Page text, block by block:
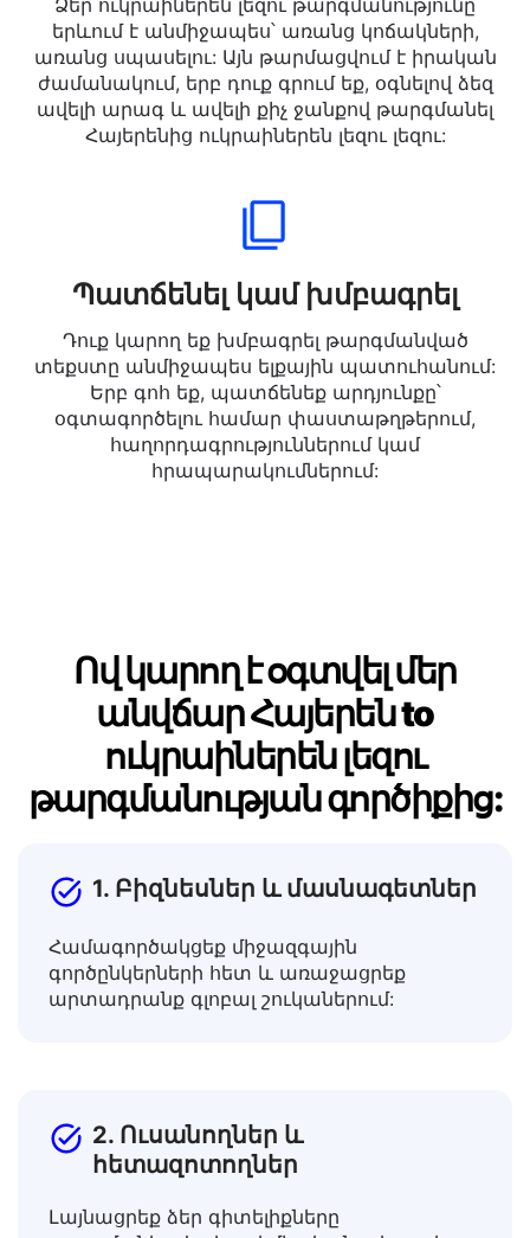
Ստուգել թարգմանությունը
Ձեր ուկրաիներեն լեզու թարգմանությունը
երևում է անմիջապես՝ առանց կոճակների,
առանց սպասելու: Այն թարմացվում է իրական
ժամանակում, երբ դուք գրում եք, օգնելով ձեզ
Հայերենից ուկրաիներեն լեզու լեզու:
Պատճենել կամ խմբագրել
Դուք կարող եք խմբագրել թարգմանված
տեքստը անմիջապես ելքային պատուհանում:
Երբ գոհ եք, պատճենեք արդյունքը՝
օգտագործելու համար փաստաթղթերում,
Ով կարող է օգտվել մեր
անվճար Հայերեն to
ուկրաիներեն լեզու
1. Բիզնեսներ և մասնագետներ
Համագործակցեք միջազգային
հետազոտողներ